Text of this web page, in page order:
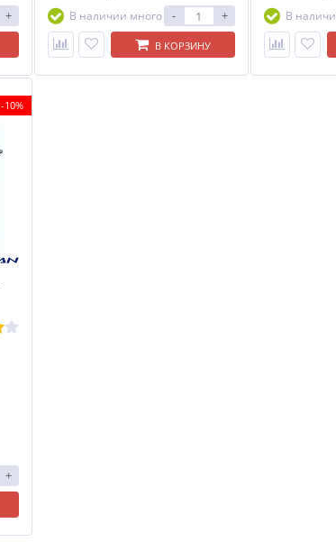
+
В наличии много
- +
В КОРЗИНУ
В
-10%
+